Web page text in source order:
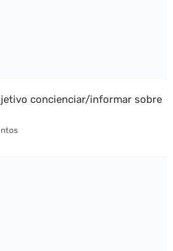
concienciar/informar sobre